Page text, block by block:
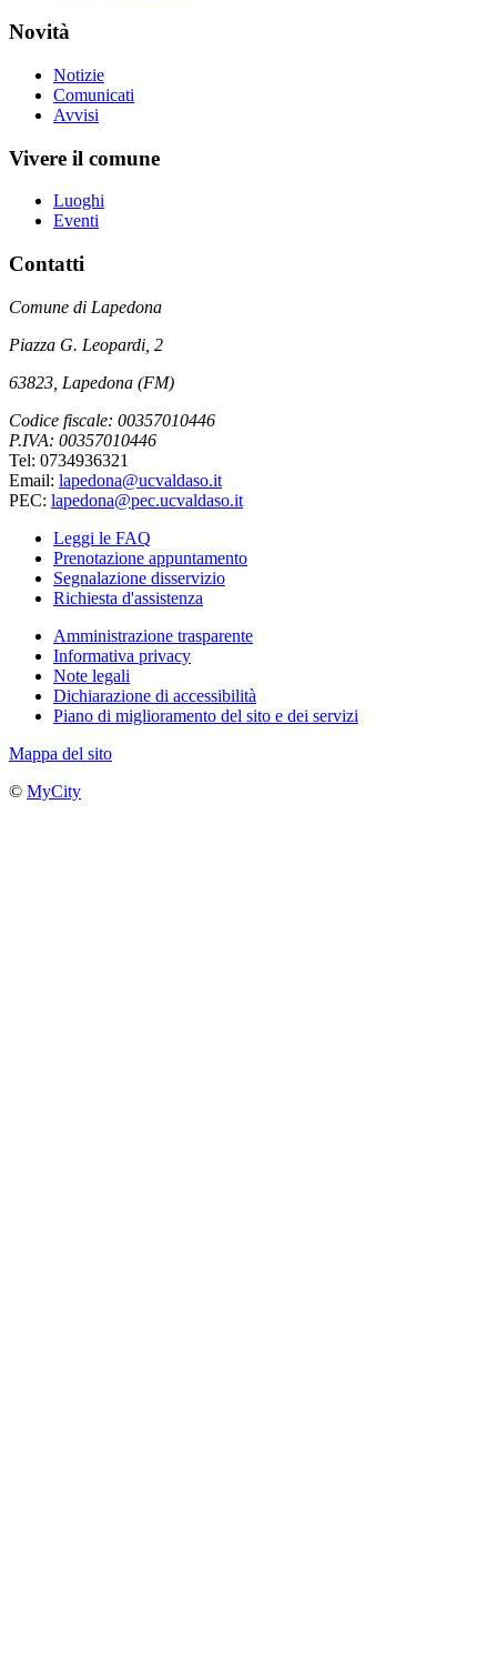
Novità
Notizie
Comunicati
Avvisi
Vivere il comune
Luoghi
Eventi
Contatti
Comune di Lapedona
Piazza G. Leopardi, 2
63823, Lapedona (FM)
Codice fiscale: 00357010446
P.IVA: 00357010446
Tel: 0734936321
Email: lapedona@ucvaldaso.it
PEC: lapedona@pec.ucvaldaso.it
Leggi le FAQ
Prenotazione appuntamento
Segnalazione disservizio
Richiesta d'assistenza
Amministrazione trasparente
Informativa privacy
Note legali
Dichiarazione di accessibilità
Piano di miglioramento del sito e dei servizi
Mappa del sito
© MyCity